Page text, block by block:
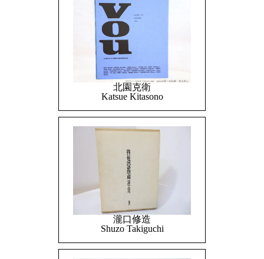
北園克衛
Katsue Kitasono
瀧口修造
Shuzo Takiguchi